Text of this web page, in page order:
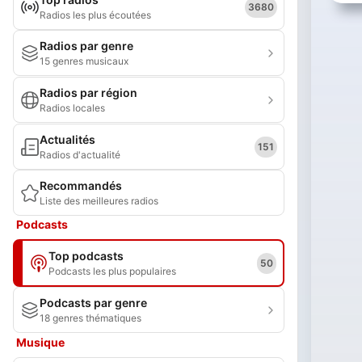
Radios les plus écoutées
3680
Radios par genre
15 genres musicaux
Radios par région
Radios locales
Actualités
Radios d'actualité
151
Recommandés
Liste des meilleures radios
Podcasts
Top podcasts
Podcasts les plus populaires
50
Podcasts par genre
18 genres thématiques
Musique